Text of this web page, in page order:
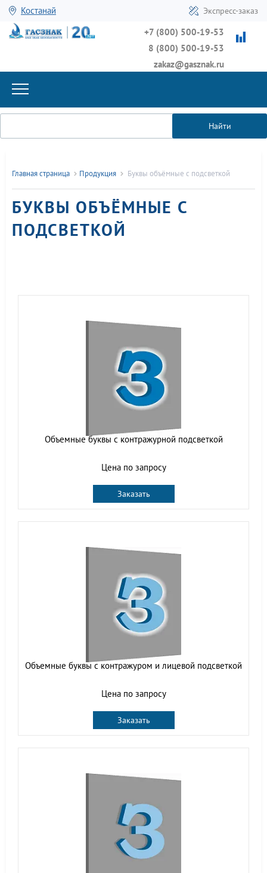
Костанай Экспресс-заказ
+7 (800) 500-19-53
8 (800) 500-19-53
zakaz@gasznak.ru
Найти
Главная страница Продукция Буквы объёмные с подсветкой
БУКВЫ ОБЪЁМНЫЕ С
ПОДСВЕТКОЙ
Объемные буквы с контражурной подсветкой
Цена по запросу
Заказать
Объемные буквы с контражуром и лицевой подсветкой
Цена по запросу
Заказать